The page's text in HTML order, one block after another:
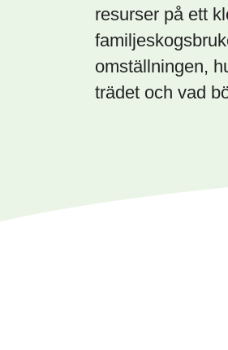
resurser på ett
omställningen,
trädet och vad